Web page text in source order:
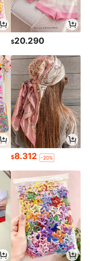
$20.290
$8.312 -20%